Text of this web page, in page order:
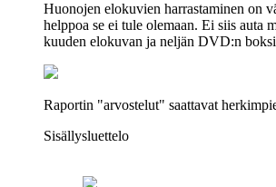
Huonojen elokuvien harrastaminen on
helppoa se ei tule olemaan. Ei siis auta
kuuden elokuvan ja neljän DVD:n
Raportin "arvostelut" saattavat
Sisällysluettelo